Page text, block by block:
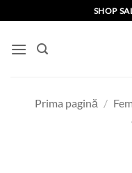
to
content
SHOP
Prima pagină /